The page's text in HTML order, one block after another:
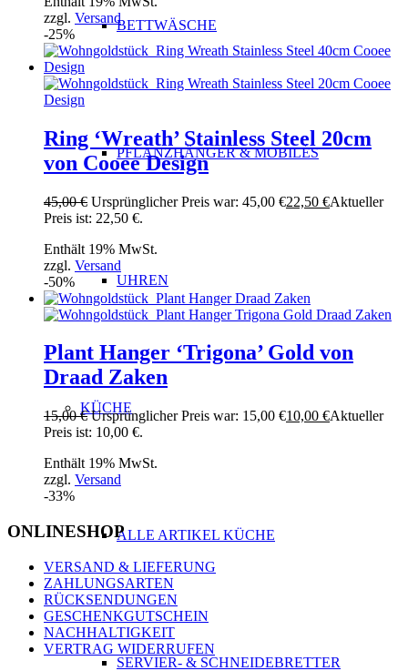
BETTWÄSCHE
PFLANZHÄNGER & MOBILÉS
UHREN
KÜCHE
ALLE ARTIKEL KÜCHE
SERVIER- & SCHNEIDEBRETTER
zzgl. Versand
-25%
Ring ‘Wreath’ Stainless Steel 20cm
von Cooee Design
45,00€ Ursprünglicher Preis war: 45,00 €22,50 €Aktueller
Preis ist: 22,50 €.
Enthält 19% MwSt.
zzgl. Versand
-50%
Plant Hanger ‘Trigona’ Gold von
Draad Zaken
15,00€ Ursprünglicher Preis war: 15,00 €10,00 €Aktueller
Preis ist: 10,00 €.
Enthält 19% MwSt.
zzgl. Versand
-33%
ONLINESHOP
VERSAND & LIEFERUNG
ZAHLUNGSARTEN
RÜCKSENDUNGEN
GESCHENKGUTSCHEIN
NACHHALTIGKEIT
VERTRAG WIDERRUFEN